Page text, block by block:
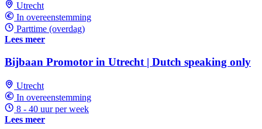
Utrecht
In overeenstemming
Parttime (overdag)
Lees meer
Bijbaan Promotor in Utrecht | Dutch speaking only
Utrecht
In overeenstemming
8 - 40 uur per week
Lees meer